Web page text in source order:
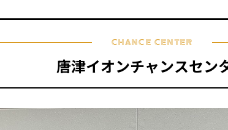
CHANCE CENTER
唐津イオンチャンスセン